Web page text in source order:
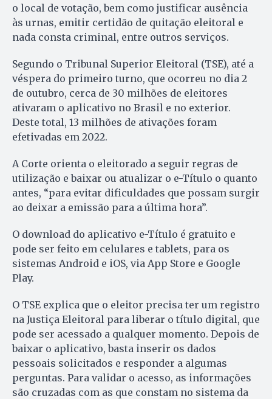
o local de votação, bem como justificar ausência
às urnas, emitir certidão de quitação eleitoral e
nada consta criminal, entre outros serviços.
Segundo o Tribunal Superior Eleitoral (TSE), até a
véspera do primeiro turno, que ocorreu no dia 2
de outubro, cerca de 30 milhões de eleitores
ativaram o aplicativo no Brasil e no exterior.
Deste total, 13 milhões de ativações foram
efetivadas em 2022.
A Corte orienta o eleitorado a seguir regras de
utilização e baixar ou atualizar o e-Título o quanto
antes, “para evitar dificuldades que possam surgir
ao deixar a emissão para a última hora”.
O download do aplicativo e-Título é gratuito e
pode ser feito em celulares e tablets, para os
sistemas Android e iOS, via App Store e Google
Play.
O TSE explica que o eleitor precisa ter um registro
na Justiça Eleitoral para liberar o título digital, que
pode ser acessado a qualquer momento. Depois de
baixar o aplicativo, basta inserir os dados
pessoais solicitados e responder a algumas
perguntas. Para validar o acesso, as informações
são cruzadas com as que constam no sistema da